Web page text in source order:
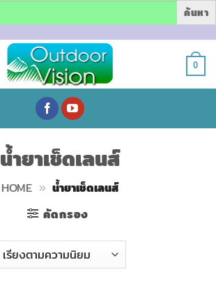
0
น้ำยาเช็ดเลนส์
HOME » น้ำยาเช็ดเลนส์
คัดกรอง